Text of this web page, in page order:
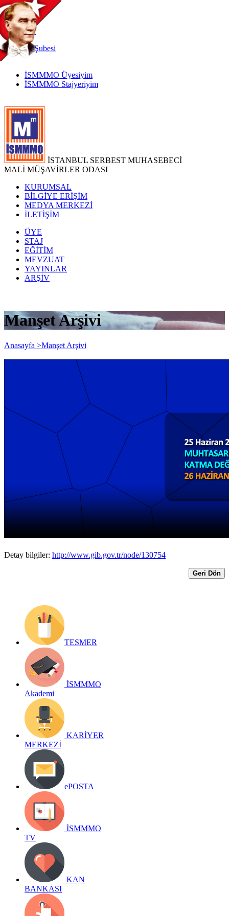
TR
|
EN
İnternetŞubesi
İSMMMO Üyesiyim
İSMMMO Stajyeriyim
İSTANBUL SERBEST MUHASEBECİ
MALİ MÜŞAVİRLER ODASI
KURUMSAL
BİLGİYE ERİŞİM
MEDYA MERKEZİ
İLETİŞİM
ÜYE
STAJ
EĞİTİM
MEVZUAT
YAYINLAR
ARŞİV
Manşet Arşivi
Anasayfa >Manşet Arşivi
Muhtasar Beyannameler, Damga Vergisi
Beyannameleri ile KDV
Beyannamelerinin verilme süreleri 26
Haziran 2018 Salı günü sonuna kadar
uzatılmıştır.
Detay bilgiler: http://www.gib.gov.tr/node/130754
Geri Dön
TESMER
İSMMMO
Akademi
KARİYER
MERKEZİ
ePOSTA
İSMMMO
TV
KAN
BANKASI